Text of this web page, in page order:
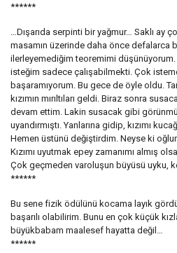
******
…Dışarıda serpinti bir yağmur… Saklı ay
masamın üzerinde daha önce defalarca
ilerleyemediğim teoremimi
isteğim sadece çalışabilmekti. Çok
başaramıyorum. Bu gece de öyle oldu.
kızımın mırıltıları geldi. Biraz sonra
devam ettim. Lakin susacak gibi
uyandırmıştı. Yanlarına gidip, kızımı
Hemen üstünü değiştirdim. Neyse ki
Kızımı uyutmak epey zamanımı almış
Çok geçmeden varoluşun büyüsü uyku,
******
Bu sene fizik ödülünü kocama layık
başarılı olabilirim. Bunu en çok küçük
büyükbabam maalesef hayatta değil…
******